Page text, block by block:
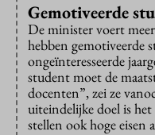
Gemotiveerde
De minister voert
hebben gemotiveerde
ongeïnteresseerde
student moet de
docenten”, zei ze
uiteindelijke doel is
stellen ook hoge eisen